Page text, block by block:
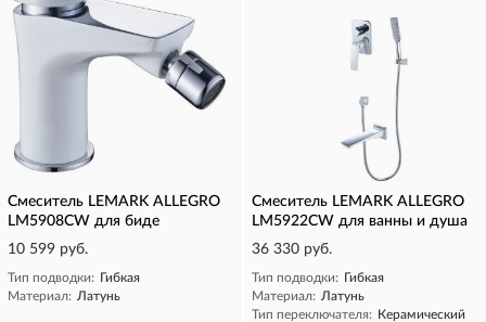
Смеситель LEMARK ALLEGRO
LM5908CW для биде
10 599 руб.
Тип подводки: Гибкая
Материал: Латунь
Смеситель LEMARK ALLEGRO
LM5922CW для ванны и душа
36 330 руб.
Тип подводки: Гибкая
Материал: Латунь
Тип переключателя: Керамический